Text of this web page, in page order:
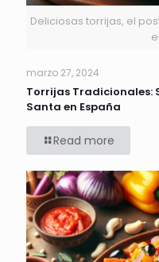
Deliciosas torrijas, el
marzo 27, 2024
Torrijas Tradicionales:
Santa en España
Read more